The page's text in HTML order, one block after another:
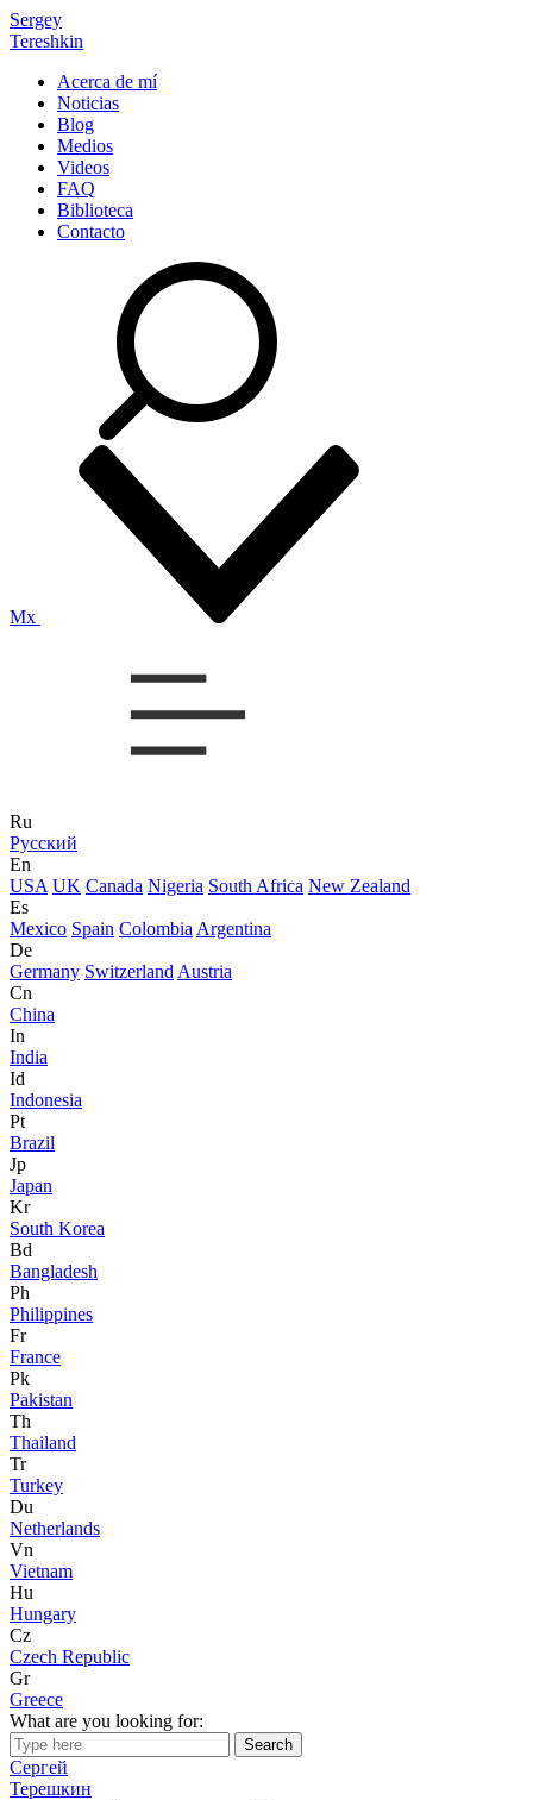
Sergey
Tereshkin
Acerca de mí
Noticias
Blog
Medios
Videos
FAQ
Biblioteca
Contacto
Mx
Ru
Русский
En
USA UK Canada Nigeria South Africa New Zealand
Es
Mexico Spain Colombia Argentina
De
Germany Switzerland Austria
Cn
China
In
India
Id
Indonesia
Pt
Brazil
Jp
Japan
Kr
South Korea
Bd
Bangladesh
Ph
Philippines
Fr
France
Pk
Pakistan
Th
Thailand
Tr
Turkey
Du
Netherlands
Vn
Vietnam
Hu
Hungary
Cz
Czech Republic
Gr
Greece
What are you looking for:
Сергей
Терешкин